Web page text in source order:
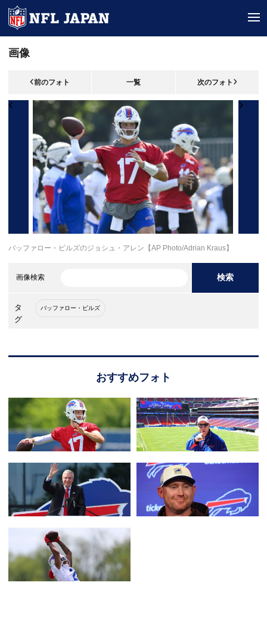
画像
前のフォト 一覧 次のフォト
バッファロー・ビルズのジョシュ・アレン【AP Photo/Adrian Kraus】
画像検索 検索
タ
グ
バッファロー・ビルズ
おすすめフォト